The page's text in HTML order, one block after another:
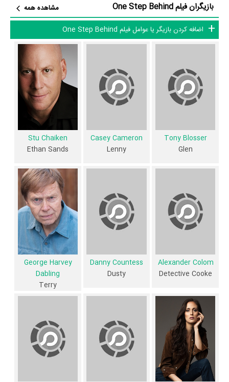
Step Behind باتوجه به بازی گرفتن از این تعداد بازیگر و مدیریت آنها کار
بسیار دشواری بوده است؛ باید بررسی کرد آیاMark Stephens
کارگردان و به‌عنوان بازیگردان و همچنین تیم بازیگری One Step Behind
توانسته‌اند در این زمینه موفق باشند و بازی‌های درخشانی را نمایش دهند؟
از دیگر بازیگران فیلم One Step Behind می‌توان به
Thomas Fiscoدر
Vincent Gilbert در نقش Danny و
John Gilligan
در نقش Himself اشاره کرد.
داستان فیلم One Step Behind
Step Behind توسط
Mark Stephensنوشته شده است.
در خلاصه داستانی که یا از سوی تیم رسانه‌ای اثر و یا توسط دیگر رسانه‌ها درباره
داستان One Step Behind منتشر شده است، می‌خوانیم: «یک مرد خطرناک
در مراقبت از یک زن مرموز بیدار می شود. هنگامی که قطعه های گذشته خود
را در جایگاه قرار می دهد، او با انتخاب عجیب پذیرفته از پذیرش عشق جدید
خود و یا تبدیل شدن به مردی که او یک بار بود، مواجه شده است.»
فیلم One Step Behind از نظر ساختار (فرم)، محتوا و محیط تولید، به آثار
مختلفی شباهت دارد. با توجه به شاخص‌های متعدد و گوناگونی می‌توان گفت
آثار مرتبط فیلم One Step Behind عبارت است از: .
فیلم One Step Behind و کارنامه فعالیت کارگردان و بازیگران
از نظر تاریخچه فعالیت کارگردان و بازیگران فیلم One Step Behind نیز
بازیگران فیلم One Step Behind
مشاهده همه
اضافه کردن بازیگر یا عوامل فیلم One Step Behind
Tony Blosser
Glen
Casey Cameron
Lenny
Stu Chaiken
Ethan Sands
Alexander Colom
Detective Cooke
Danny Countess
Dusty
George Harvey
Dabling
Terry